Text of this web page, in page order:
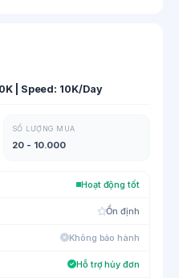
| Speed: 10K/Day
SỐ LƯỢNG MUA
20 - 10.000
Hoạt động tốt
Ổn định
Không bảo hành
Hỗ trợ hủy đơn